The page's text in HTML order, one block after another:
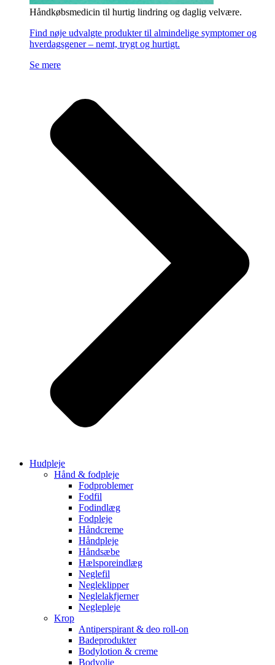
Håndkøbsmedicin til hurtig lindring og daglig velvære.
Find nøje udvalgte produkter til almindelige symptomer og
hverdagsgener – nemt, trygt og hurtigt.
Se mere
Hudpleje
Hånd & fodpleje
Fodproblemer
Fodfil
Fodindlæg
Fodpleje
Håndcreme
Håndpleje
Håndsæbe
Hælsporeindlæg
Neglefil
Negleklipper
Neglelakfjerner
Neglepleje
Krop
Antiperspirant & deo roll-on
Badeprodukter
Bodylotion & creme
Bodyolie